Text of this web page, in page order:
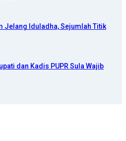
Jelang Iduladha, Sejumlah Titik
dan Kadis PUPR Sula Wajib